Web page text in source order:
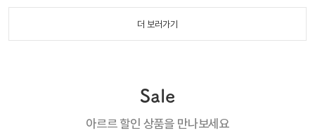
더 보러가기
Sale
아르르 할인 상품을 만나보세요
반려동물 크기
3~5kg
몇년전에 아르르방석 사서 한 4년정도 엄청 잘썼었는데 ! 이번에
반려동물 크기
3~5kg
하네스가 탄탄하고 몸에 착붙이라 좋아요~~ 컬러도 다 예뻐서 고
가끔 정말 피곤해서 사냥놀이하기 지치는 날 이런 노즈워크 매트
요. 아르르 킁킁 노즈워크 매트는 정말 한눈에 보기에도 튼튼한 게
느껴져서 마음이 든든했습니다.
반려동물 크기
6~8kg
6키로 말티폼 이예요~~ M사이즈 불리스틱 얇은거는 30분. 좀 두